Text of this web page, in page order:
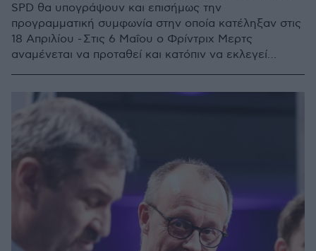
SPD θα υπογράψουν και επισήμως την
προγραμματική συμφωνία στην οποία κατέληξαν στις
18 Απριλίου - Στις 6 Μαΐου ο Φρίντριχ Μερτς
αναμένεται να προταθεί και κατόπιν να εκλεγεί